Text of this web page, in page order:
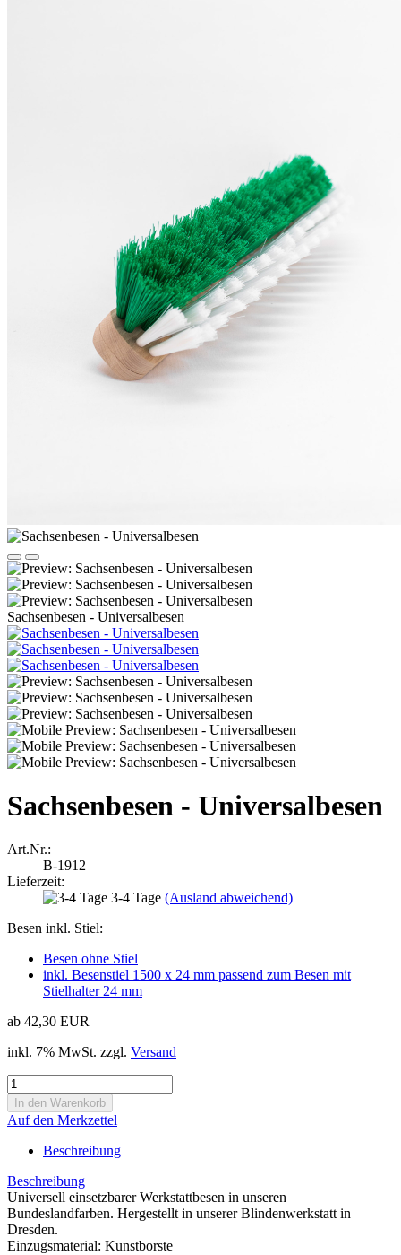
Sachsenbesen - Universalbesen
Sachsenbesen - Universalbesen
Art.Nr.:
B-1912
Lieferzeit:
3-4 Tage (Ausland abweichend)
Besen inkl. Stiel:
Besen ohne Stiel
inkl. Besenstiel 1500 x 24 mm passend zum Besen mit
Stielhalter 24 mm
ab 42,30 EUR
inkl. 7% MwSt. zzgl. Versand
Auf den Merkzettel
Beschreibung
Beschreibung
Universell einsetzbarer Werkstattbesen in unseren
Bundeslandfarben. Hergestellt in unserer Blindenwerkstatt in
Dresden.
Einzugsmaterial: Kunstborste